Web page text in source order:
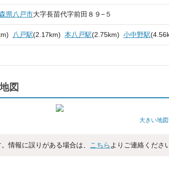
県八戸市大字長苗代字前田８９−５
八戸駅(2.17km) 本八戸駅(2.75km) 小中野駅
図
大きい地
情報に誤りがある場合は、 こちら よりご連絡くださ